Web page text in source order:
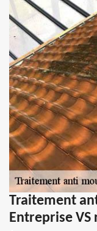
Traitement
Entreprise